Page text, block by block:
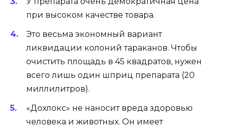
при высоком качестве товара.
Это весьма экономный вариант
ликвидации колоний тараканов. Чтобы
очистить площадь в 45 квадратов, нужен
всего лишь один шприц препарата (20
миллилитров).
«Дохлокс» не наносит вреда здоровью
человека и животных. Он имеет